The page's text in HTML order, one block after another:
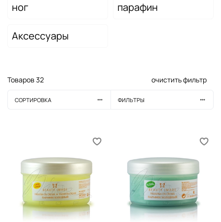
ног
парафин
Аксессуары
Товаров 32 очистить фильтр
СОРТИРОВКА ФИЛЬТРЫ